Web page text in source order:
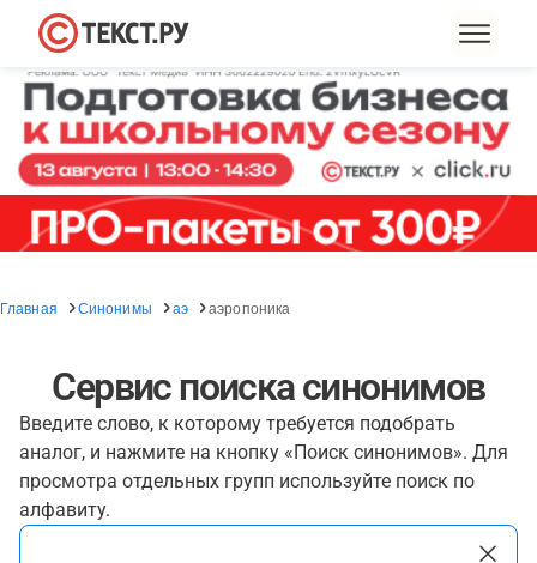
Главная Синонимы аэ аэропоника
Сервис поиска синонимов
Введите слово, к которому требуется подобрать
аналог, и нажмите на кнопку «Поиск синонимов». Для
просмотра отдельных групп используйте поиск по
алфавиту.